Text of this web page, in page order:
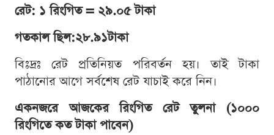
রেট: ১ রিংগিত = ২৯.০৫ টাকা
গতকাল ছিল:২৮.৯১টাকা
বিঃদ্রঃ রেট প্রতিনিয়ত পরিবর্তন হয়। তাই টাকা
পাঠানোর আগে সর্বশেষ রেট যাচাই করে নিন।
একনজরে আজকের রিংগিত রেট তুলনা (১০০০
রিংগিতে কত টাকা পাবেন)